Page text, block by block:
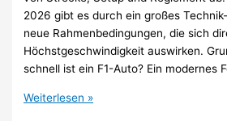
E-
Auto
2026
2026 gibt es durch ein großes
neue Rahmenbedingungen, die sich
Höchstgeschwindigkeit auswirken.
schnell ist ein F1-Auto? Ein modernes
Wie
Weiterlesen »